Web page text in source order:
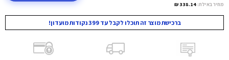
מחיר באילת: 338.14 ₪
ברכישת מוצר זה תוכלו לקבל עד 399 נקודות מועדון!